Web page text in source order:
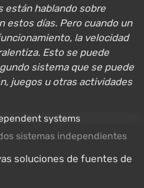
están hablando sobre
estos días. Pero cuando un
la velocidad
Esto se puede
sistema que se puede
juegos u otras actividades
sistemas independientes
soluciones de fuentes de